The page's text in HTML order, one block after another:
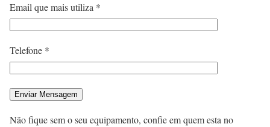
Email que mais utiliza *
Telefone *
Não fique sem o seu equipamento, confie em quem esta no